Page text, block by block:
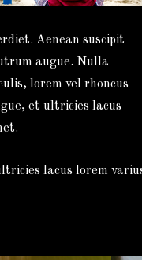
Aenean suscipit
augue. Nulla
lorem vel rhoncus
et ultricies lacus
lacus lorem